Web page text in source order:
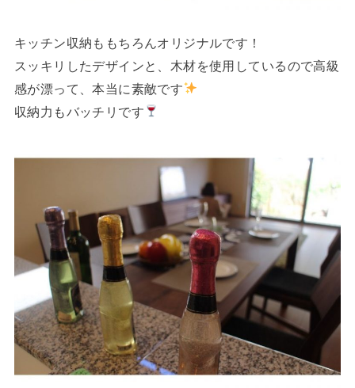
キッチン収納ももちろんオリジナルです！
スッキリしたデザインと、木材を使用しているので高級
感が漂って、本当に素敵です
収納力もバッチリです